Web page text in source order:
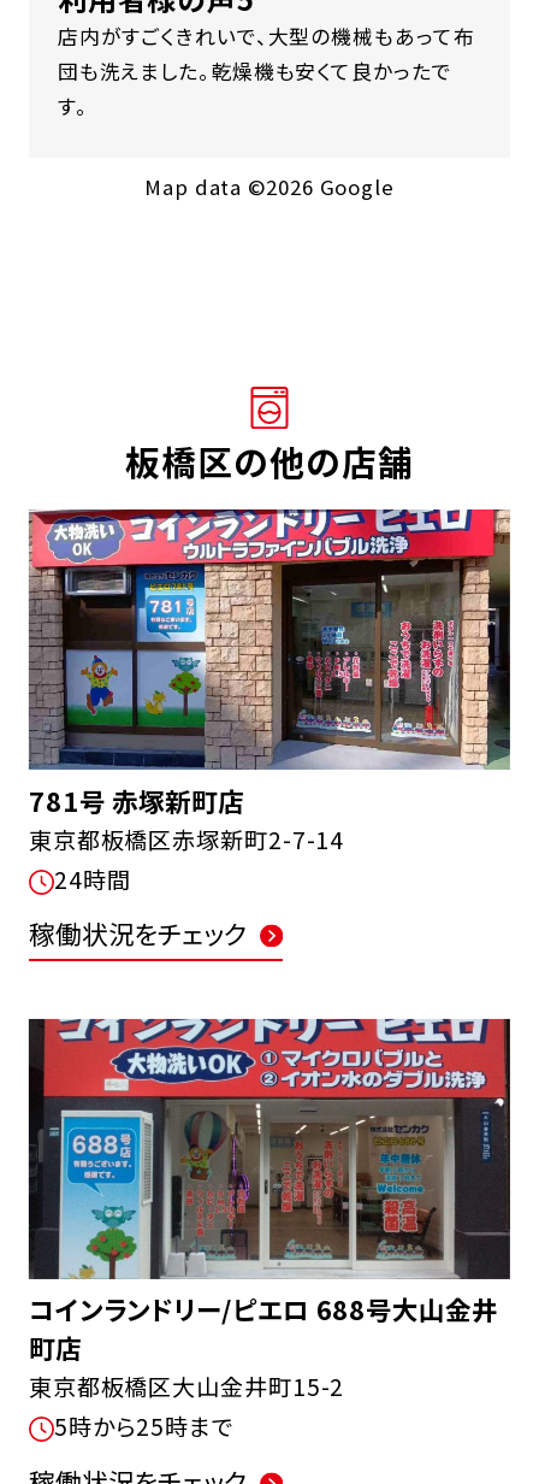
店内がすごくきれいで、大型の機械もあって布
団も洗えました。乾燥機も安くて良かったで
す。
Map data ©2026 Google
板橋区の他の店舗
781号 赤塚新町店
東京都板橋区赤塚新町2-7-14
24時間
稼働状況をチェック
コインランドリー/ピエロ 688号大山金井
町店
東京都板橋区大山金井町15-2
5時から25時まで